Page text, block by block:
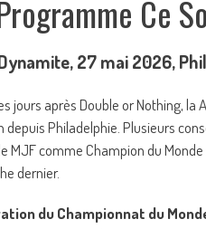
Ce
27 mai 2026,
jours après Double or Nothing,
depuis Philadelphie. Plusieurs
MJF comme Champion du
dernier.
du Championnat du